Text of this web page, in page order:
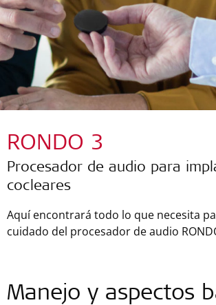
RONDO 3
Procesador de audio para
cocleares
Aquí encontrará todo lo que necesita
cuidado del procesador de audio
Manejo y aspectos